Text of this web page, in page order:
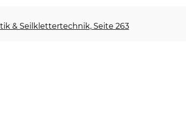
& Seilklettertechnik, Seite 263